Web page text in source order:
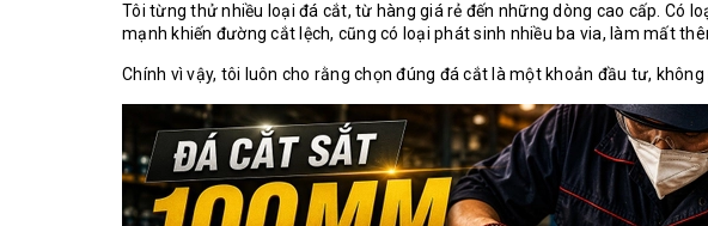
Tôi từng thử nhiều loại đá cắt, từ hàng giá rẻ đến những dòng cao cấp. Có
mạnh khiến đường cắt lệch, cũng có loại phát sinh nhiều ba via, làm mất
Chính vì vậy, tôi luôn cho rằng chọn đúng đá cắt là một khoản đầu tư, không